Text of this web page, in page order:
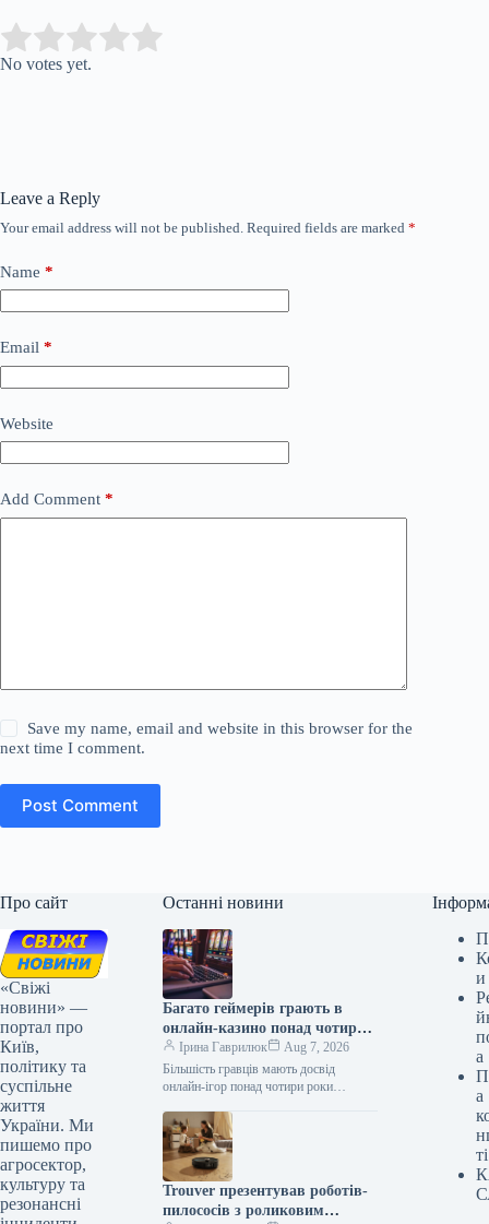
Rate this item:
No votes yet.
Leave a Reply
Your email address will not be published. Required fields are marked *
Name *
Email *
Website
Add Comment *
Save my name, email and website in this browser for the
next time I comment.
Post Comment
Про сайт
«Свіжі
новини» —
портал про
Київ,
політику та
суспільне
життя
України. Ми
пишемо про
агросектор,
культуру та
резонансні
Останні новини
Багато геймерів грають в
онлайн-казино понад чотири
рокиІрина Гаврилюк
Aug 7, 2026
Більшість гравців мають досвід
онлайн-ігор понад чотири роки
Укрінформ 56% учасників
дослідження ринку азартних ігор
мають стаж…
Trouver презентував роботів-
пилососів з роликовим
и
а
а
ті